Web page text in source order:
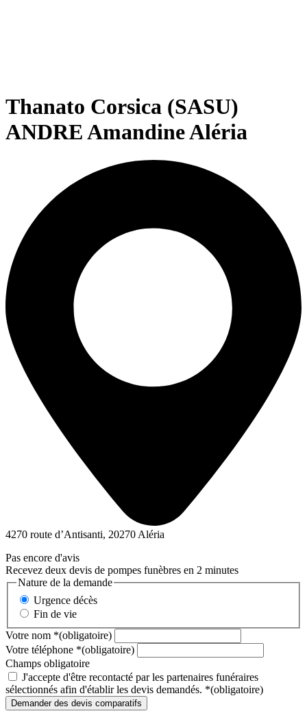
Thanato Corsica (SASU)
ANDRE Amandine Aléria
4270 route d’Antisanti, 20270 Aléria
Pas encore d'avis
Recevez deux devis de pompes funèbres en 2 minutes
Nature de la demande
Urgence décès
Fin de vie
Votre nom *(obligatoire)
Votre téléphone *(obligatoire)
Champs obligatoire
J'accepte d'être recontacté par les partenaires funéraires
sélectionnés afin d'établir les devis demandés. *(obligatoire)